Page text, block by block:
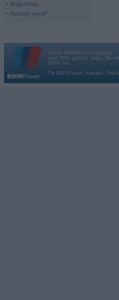
• Reģistrēties
• Aizmirsi paroli?
Vortāls BMWPower.lv darbojas
kopš 2002. gada 14. maija. Tas
BMW AG.
Par BMWPower
Kontakti